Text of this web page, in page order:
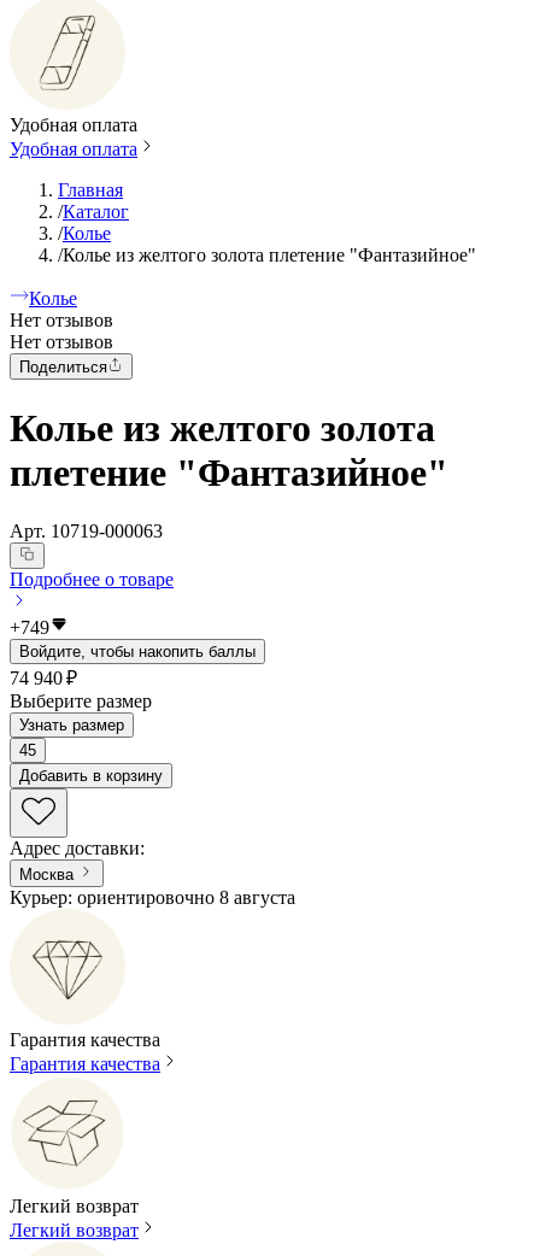
Удобная оплата
Удобная оплата
Главная
/Каталог
/Колье
/Колье из желтого золота плетение "Фантазийное"
Колье
Нет отзывов
Нет отзывов
Поделиться
Колье из желтого золота
плетение "Фантазийное"
Арт. 10719-000063
Подробнее о товаре
+749
Войдите, чтобы накопить баллы
74 940 ₽
Выберите размер
Узнать размер
45
Добавить в корзину
Адрес доставки:
Москва
Курьер: ориентировочно 8 августа
Гарантия качества
Гарантия качества
Легкий возврат
Легкий возврат